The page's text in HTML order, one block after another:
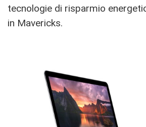
tecnologie di risparmio
in Mavericks.